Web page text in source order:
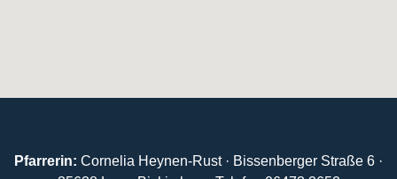
Pfarrerin: Cornelia Heynen-Rust · Bissenberger Straße 6 ·